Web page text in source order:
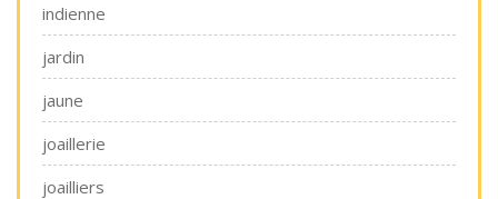
indienne
jardin
jaune
joaillerie
joailliers